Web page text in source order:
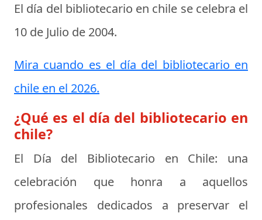
El día del bibliotecario en chile se celebra el
10 de Julio de 2004.
Mira cuando es el día del bibliotecario en
chile en el 2026.
¿Qué es el día del bibliotecario en
chile?
El Día del Bibliotecario en Chile: una
celebración que honra a aquellos
profesionales dedicados a preservar el